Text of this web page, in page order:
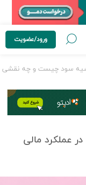
ورود/عضویت
سود چیست و چه نقشی در
عملکرد مالی